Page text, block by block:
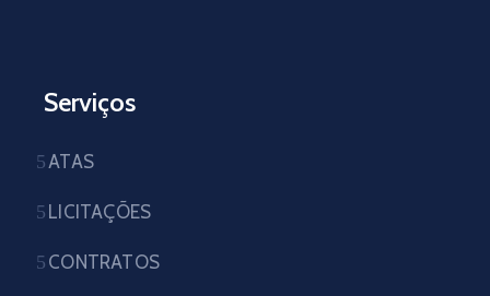
Serviços
ATAS
LICITAÇÕES
CONTRATOS